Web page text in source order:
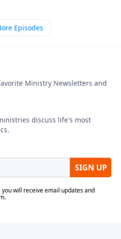
que, de acuerdo a los
arrepentirse. De
de la congregación. Pero
errada. Es que ella
habían tratado con lo
historia trae a la mente
Episodes